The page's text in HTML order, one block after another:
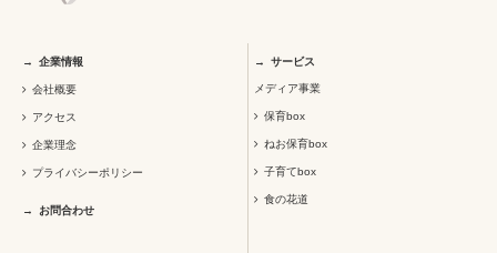
企業情報
会社概要
アクセス
企業理念
プライバシーポリシー
お問合わせ
サービス
メディア事業
保育box
ねお保育box
子育てbox
食の花道